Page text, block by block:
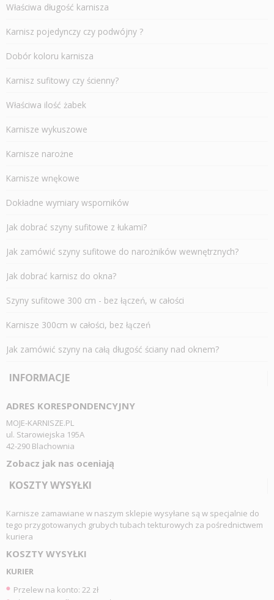
Właściwa długość karnisza
Karnisz pojedynczy czy podwójny ?
Dobór koloru karnisza
Karnisz sufitowy czy ścienny?
Właściwa ilość żabek
Karnisze wykuszowe
Karnisze narożne
Karnisze wnękowe
Dokładne wymiary wsporników
Jak dobrać szyny sufitowe z łukami?
Jak zamówić szyny sufitowe do narożników wewnętrznych?
Jak dobrać karnisz do okna?
Szyny sufitowe 300 cm - bez łączeń, w całości
Karnisze 300cm w całości, bez łączeń
Jak zamówić szyny na całą długość ściany nad oknem?
INFORMACJE
ADRES KORESPONDENCYJNY
MOJE-KARNISZE.PL
ul. Starowiejska 195A
42-290 Blachownia
Zobacz jak nas oceniają
KOSZTY WYSYŁKI
Karnisze zamawiane w naszym sklepie wysyłane są w specjalnie do
tego przygotowanych grubych tubach tekturowych za pośrednictwem
kuriera
KOSZTY WYSYŁKI
KURIER
Przelew na konto: 22 zł